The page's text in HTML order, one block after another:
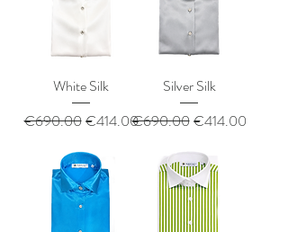
White Silk
通常価格
€690.00セール価格
€414.00
Silver Silk
通常価格
€690.00セール価格
€414.00